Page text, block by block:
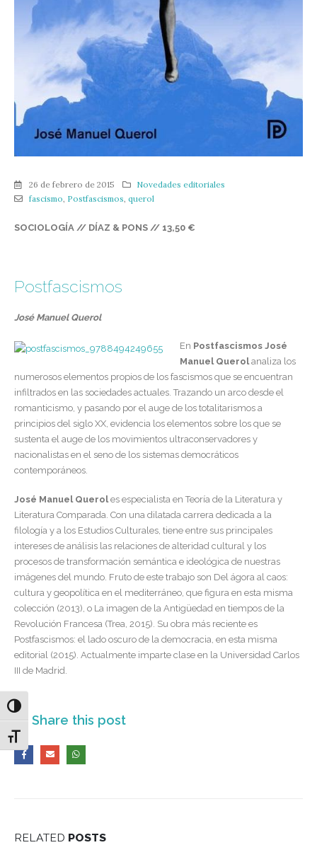
Alternar alto contraste
Alternar tamaño de letra
26 de febrero de 2015
Novedades editoriales
fascismo Postfascismos querol
SOCIOLOGÍA // DÍAZ & PONS // 13,50 €
Postfascismos
José Manuel Querol
En Postfascismos José
Manuel Querolanaliza los
numerosos elementos propios de los fascismos que se encuentran
infiltrados en las sociedades actuales. Trazando un arco desde el
romanticismo, y pasando por el auge de los totalitarismos a
principios del siglo XX, evidencia los elementos sobre los que se
sustenta el auge de los movimientos ultraconservadores y
nacionalistas en el seno de los sistemas democráticos
contemporáneos.
José Manuel Querol es especialista en Teoría de la Literatura y
Literatura Comparada. Con una dilatada carrera dedicada a la
filología y a los Estudios Culturales, tiene entre sus principales
intereses de análisis las relaciones de alteridad cultural y los
procesos de transformación semántica e ideológica de nuestras
imágenes del mundo. Fruto de este trabajo son Del ágora al caos:
cultura y geopolítica en el mediterráneo, que figura en esta misma
colección (2013), o La imagen de la Antigüedad en tiempos de la
Revolución Francesa (Trea, 2015). Su obra más reciente es
Postfascismos: el lado oscuro de la democracia, en esta misma
editorial (2015). Actualmente imparte clase en la Universidad Carlos
III de Madrid.
Share this post
RELATED POSTS